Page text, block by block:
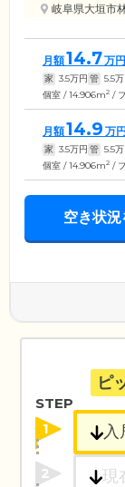
岐阜県大垣市
月額14.7万円
家 3.5万円 管 5.5
個室 / 14.906m2 /
月額14.9 万円
家 3.5万円 管 5.5
個室 / 14.906m2 /
空き状況
ピ
STEP
1
2